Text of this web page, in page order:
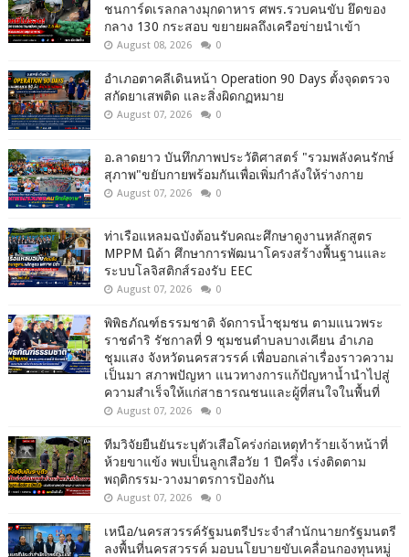
ชนการ์ดเรลกลางมุกดาหาร ศพร.รวบคนขับ ยึดของ
กลาง 130 กระสอบ ขยายผลถึงเครือข่ายนำเข้า
August 08, 2026 0
อำเภอตาคลีเดินหน้า Operation 90 Days ตั้งจุดตรวจ
สกัดยาเสพติด และสิ่งผิดกฏหมาย
August 07, 2026 0
อ.ลาดยาว บันทึกภาพประวัติศาสตร์ "รวมพลังคนรักษ์
สุภาพ"ขยับกายพร้อมกันเพื่อเพิ่มกำลังให้ร่างกาย
August 07, 2026 0
ท่าเรือแหลมฉบังต้อนรับคณะศึกษาดูงานหลักสูตร
MPPM นิด้า ศึกษาการพัฒนาโครงสร้างพื้นฐานและ
ระบบโลจิสติกส์รองรับ EEC
August 07, 2026 0
พิพิธภัณฑ์ธรรมชาติ จัดการน้ำชุมชน ตามแนวพระ
ราชดำริ รัชกาลที่ 9 ชุมชนตำบลบางเคียน อำเภอ
ชุมแสง จังหวัดนครสวรรค์ เพื่อบอกเล่าเรื่องราวความ
เป็นมา สภาพปัญหา แนวทางการแก้ปัญหาน้ำนำไปสู่
ความสำเร็จให้แก่สาธารณชนและผู้ที่สนใจในพื้นที่
August 07, 2026 0
ทีมวิจัยยืนยันระบุตัวเสือโคร่งก่อเหตุทำร้ายเจ้าหน้าที่
ห้วยขาแข้ง พบเป็นลูกเสือวัย 1 ปีครึ่ง เร่งติดตาม
พฤติกรรม-วางมาตรการป้องกัน
August 07, 2026 0
เหนือ/นครสวรรค์รัฐมนตรีประจำสำนักนายกรัฐมนตรี
ลงพื้นที่นครสวรรค์ มอบนโยบายขับเคลื่อนกองทุนหมู่